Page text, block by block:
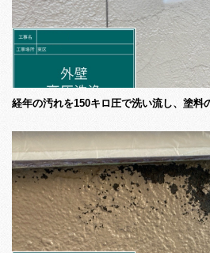
経年の汚れを150キロ圧で洗い流し、塗料